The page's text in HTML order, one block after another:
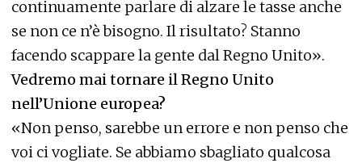
continuamente parlare di alzare le tasse anche
se non ce n’è bisogno. Il risultato? Stanno
facendo scappare la gente dal Regno Unito».
Vedremo mai tornare il Regno Unito
nell’Unione europea?
«Non penso, sarebbe un errore e non penso che
voi ci vogliate. Se abbiamo sbagliato qualcosa